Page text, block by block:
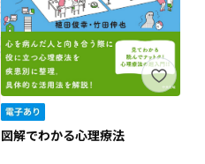
図解でわかる心理療法